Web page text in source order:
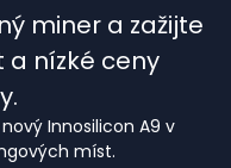
miner a zažijte
a nízké ceny
Innosilicon A9 v
míst.